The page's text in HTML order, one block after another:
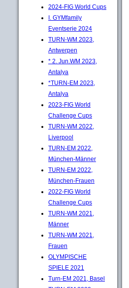
2024-FIG World Cups
I. GYMfamily
Eventserie 2024
TURN-WM 2023,
Antwerpen
* 2. Jun.WM 2023,
Antalya
*TURN-EM 2023,
Antalya
2023-FIG World
Challenge Cups
TURN-WM 2022,
Liverpool
TURN-EM 2022,
München-Männer
TURN-EM 2022,
München-Frauen
2022-FIG World
Challenge Cups
TURN-WM 2021,
Männer
TURN-WM 2021,
Frauen
OLYMPISCHE
SPIELE 2021
Turn-EM 2021, Basel